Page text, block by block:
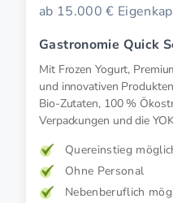
ab 15.000 €
Gastronomie Quick
Mit Frozen Yogurt,
und innovativen
Bio-Zutaten, 100 %
Verpackungen und die
Quereinstieg
Ohne Personal
Nebenberuflich